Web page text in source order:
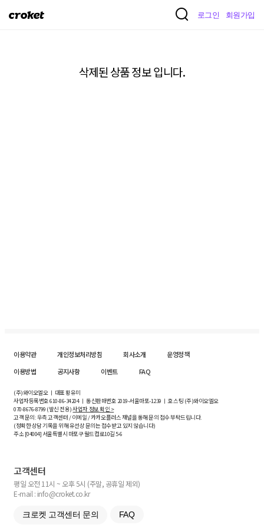
크
로그인 회원가입
삭제된 상품 정보 입니다.
이용약관 개인정보처리방침 회사소개
운영정책
이용방법
공지사항 이벤트 FAQ
(주)와이오엘오 ㅣ 대표 황유미
사업자등록번호610-86-34204ㅣ 통신판매번호 2019-서울마포-1239 ㅣ 호스팅 (주)와이오엘오
070-8676-8799 (발신 전용)사업자 정보 확인 >
고객 문의: 우측 고객센터 / 이메일 / 카카오플러스 채널을 통해 문의 접수 부탁드립니다.
(정확한 상담 기록을 위해 유선상 문의는 접수받고 있지 않습니다)
주소 [04004] 서울특별시 마포구 월드컵로10길5-6
고객센터
평일 오전 11시 ~ 오후 5시 (주말, 공휴일 제외)
E-mail : info@croket.co.kr
크로켓 고객센터 문의 FAQ